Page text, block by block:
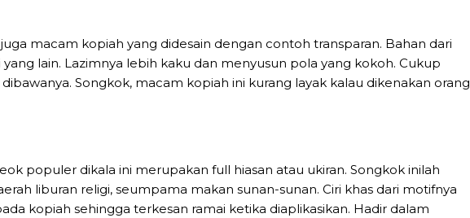
macam kopiah yang didesain dengan contoh transparan. Bahan dari
lain. Lazimnya lebih kaku dan menyusun pola yang kokoh. Cukup
Songkok, macam kopiah ini kurang layak kalau dikenakan orang
populer dikala ini merupakan full hiasan atau ukiran. Songkok inilah
liburan religi, seumpama makan sunan-sunan. Ciri khas dari motifnya
kopiah sehingga terkesan ramai ketika diaplikasikan. Hadir dalam